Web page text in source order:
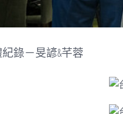
錄－旻諺&芊蓉